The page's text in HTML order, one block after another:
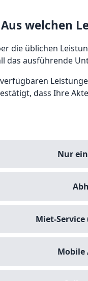
Aus welchen
die üblichen
das ausführende
dass Ihre
Nur
Miet-
Mobile